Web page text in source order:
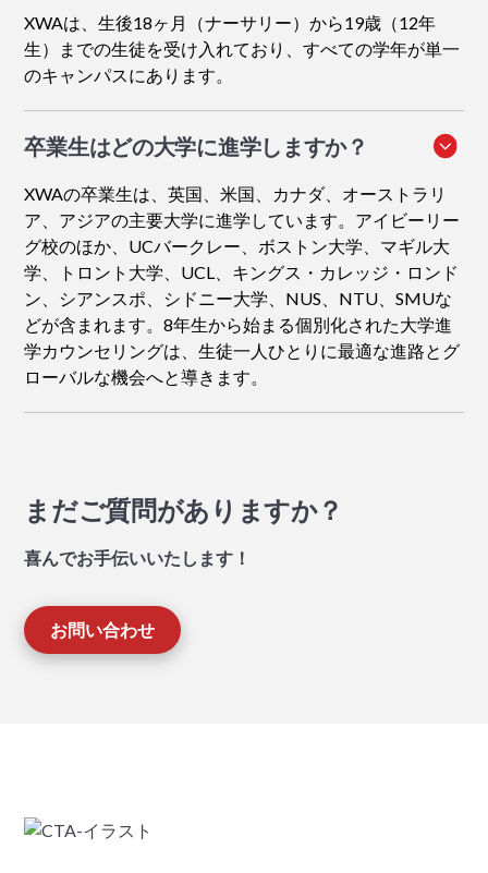
XWAは、生後18ヶ月（ナーサリー）から19歳（12年
生）までの生徒を受け入れており、すべての学年が単一
のキャンパスにあります。
卒業生はどの大学に進学しますか？
XWAの卒業生は、英国、米国、カナダ、オーストラリ
ア、アジアの主要大学に進学しています。アイビーリー
グ校のほか、UCバークレー、ボストン大学、マギル大
学、トロント大学、UCL、キングス・カレッジ・ロンド
ン、シアンスポ、シドニー大学、NUS、NTU、SMUな
どが含まれます。8年生から始まる個別化された大学進
学カウンセリングは、生徒一人ひとりに最適な進路とグ
ローバルな機会へと導きます。
まだご質問がありますか？
喜んでお手伝いいたします！
お問い合わせ